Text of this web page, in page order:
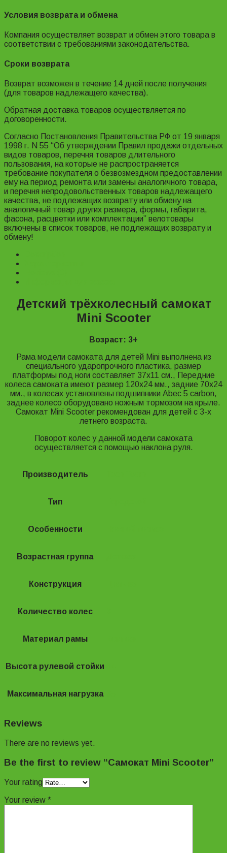
Условия возврата и обмена
Компания осуществляет возврат и обмен этого товара в
соответствии с требованиями законодательства.
Сроки возврата
Возврат возможен в течение 14 дней после получения
(для товаров надлежащего качества).
Обратная доставка товаров осуществляется по
договоренности.
Согласно Постановления Правительства РФ от 19 января
1998 г. N 55 “Об утверждении Правил продажи отдельных
видов товаров, перечня товаров длительного
пользования, на которые не распространяется
требование покупателя о безвозмездном предоставлении
ему на период ремонта или замены аналогичного товара,
и перечня непродовольственных товаров надлежащего
качества, не подлежащих возврату или обмену на
аналогичный товар других размера, формы, габарита,
фасона, расцветки или комплектации” велотовары
включены в список товаров, не подлежащих возврату и
обмену!
Детский трёхколесный самокат
Mini Scooter
Возраст: 3+
Рама модели самоката для детей Mini выполнена из
специального ударопрочного пластика, размер
платформы под ноги составляет 37х11 см., Передние
колеса самоката имеют размер 120х24 мм., задние 70х24
мм., в колесах установлены подшипники Abec 5 carbon,
заднее колесо оборудовано ножным тормозом на крыле.
Самокат Mini Scooter рекомендован для детей с 3-х
летнего возраста.
Поворот колес у данной модели самоката
осуществляется с помощью наклона руля.
Производитель
Тип
Особенности
Возрастная группа
Конструкция
Количество колес
Материал рамы
Высота рулевой стойки
Максимальная нагрузка
Reviews
There are no reviews yet.
Be the first to review “Самокат Mini Scooter”
Your rating
Your review *